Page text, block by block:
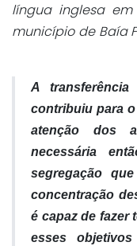
língua inglesa
município de Baía
A
contribuiu para
atenção dos
necessária
segregação
concentração
é capaz de fazer
esses